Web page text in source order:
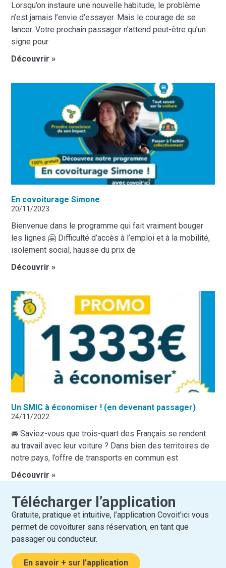
Lorsqu’on instaure une nouvelle habitude, le problème
n’est jamais l’envie d’essayer. Mais le courage de se
lancer. Votre prochain passager n’attend peut-être qu’un
signe pour
Découvrir »
En covoiturage Simone
20/11/2023
Bienvenue dans le programme qui fait vraiment bouger
les lignes 🤗 Difficulté d’accès à l’emploi et à la mobilité,
isolement social, hausse du prix de
Découvrir »
Un SMIC à économiser ! (en devenant passager)
24/11/2022
🚘 Saviez-vous que trois-quart des Français se rendent
au travail avec leur voiture ? Dans bien des territoires de
notre pays, l’offre de transports en commun est
Découvrir »
Télécharger l’application
Gratuite, pratique et intuitive, l’application Covoit’ici vous
permet de covoiturer sans réservation, en tant que
passager ou conducteur.
En savoir + sur l’application